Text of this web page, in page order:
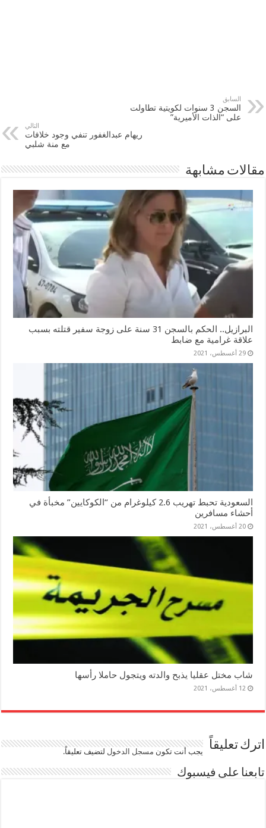
السابق
السجن 3 سنوات لكويتية تطاولت
على “الذات الأميرية”
التالي
ريهام عبدالغفور تنفي وجود خلافات
مع منة شلبي
مقالات مشابهة
البرازيل.. الحكم بالسجن 31 سنة على زوجة سفير قتلته بسبب
علاقة غرامية مع ضابط
29 أغسطس، 2021
السعودية تحبط تهريب 2.6 كيلوغرام من “الكوكايين” مخبأة في
أحشاء مسافرين
20 أغسطس، 2021
شاب مختل عقليا يذبح والدته ويتجول حاملا رأسها
12 أغسطس، 2021
اترك تعليقاً يجب أنت تكون مسجل الدخوللتضيف تعليقاً.
تابعنا على فيسبوك